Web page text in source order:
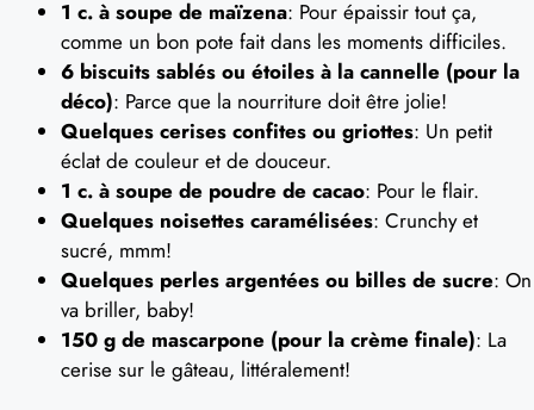
1 c. à soupe de maïzena: Pour épaissir tout ça,
comme un bon pote fait dans les moments difficiles.
6 biscuits sablés ou étoiles à la cannelle (pour la
déco): Parce que la nourriture doit être jolie!
Quelques cerises confites ou griottes: Un petit
éclat de couleur et de douceur.
1 c. à soupe de poudre de cacao: Pour le flair.
Quelques noisettes caramélisées: Crunchy et
sucré, mmm!
Quelques perles argentées ou billes de sucre: On
va briller, baby!
150 g de mascarpone (pour la crème finale): La
cerise sur le gâteau, littéralement!